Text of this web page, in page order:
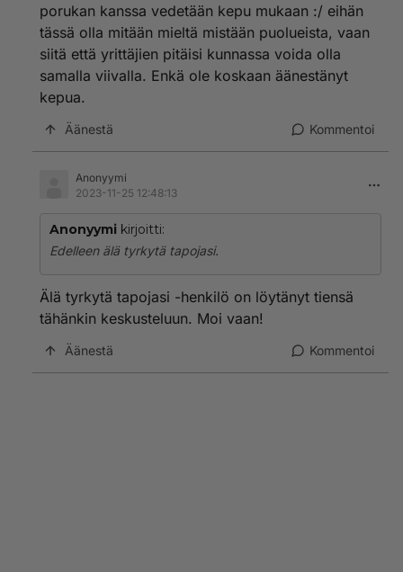
Paikka valittu vuoden camping-alueeksi ja vetää
kävijöitä Sysmään kuin magneetti. Aivan oikein että
saanut jatkoa. Ja olisi ehkä aihetta saada jatkossakin.
Kyllä kansa tietää.
porukan kanssa vedetään kepu mukaan :/ eihän
tässä olla mitään mieltä mistään puolueista, vaan
siitä että yrittäjien pitäisi kunnassa voida olla
samalla viivalla. Enkä ole koskaan äänestänyt
kepua.
Äänestä Kommentoi
Anonyymi
2023-11-25 12:48:13
Anonyymi kirjoitti:
Edelleen älä tyrkytä tapojasi.
Älä tyrkytä tapojasi -henkilö on löytänyt tiensä
tähänkin keskusteluun. Moi vaan!
Äänestä Kommentoi